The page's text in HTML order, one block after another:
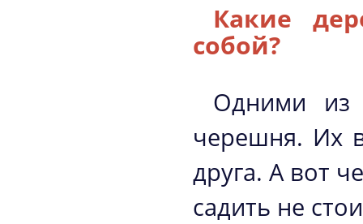
Какие
собой?
Одними из
черешня. Их
друга. А вот
садить не